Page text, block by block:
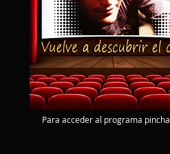
Para acceder al programa pincha